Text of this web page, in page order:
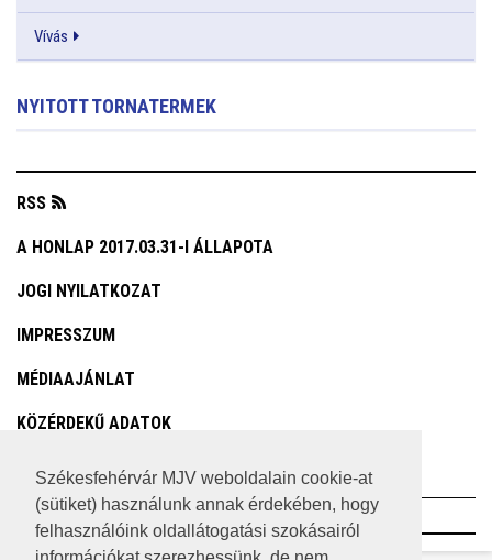
Székesfehérvár MJV weboldalain cookie-at
(sütiket) használunk annak érdekében, hogy
felhasználóink oldallátogatási szokásairól
Vívás
NYITOTT TORNATERMEK
RSS
A HONLAP 2017.03.31-I ÁLLAPOTA
JOGI NYILATKOZAT
IMPRESSZUM
MÉDIAAJÁNLAT
KÖZÉRDEKŰ ADATOK
ADATVÉDELEM
©2023 SZÉKESFEHÉRVÁR MEGYEI JOGÚ VÁROS